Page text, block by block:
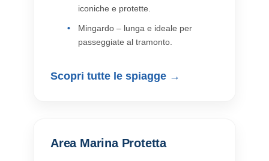
iconiche e protette.
Mingardo – lunga e ideale per
passeggiate al tramonto.
Scopri tutte le spiagge →
Area Marina Protetta